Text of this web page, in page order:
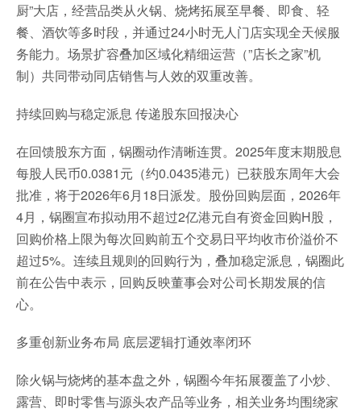
厨”大店，经营品类从火锅、烧烤拓展至早餐、即食、轻
餐、酒饮等多时段，并通过24小时无人门店实现全天候服
务能力。场景扩容叠加区域化精细运营（”店长之家”机
制）共同带动同店销售与人效的双重改善。
持续回购与稳定派息 传递股东回报决心
在回馈股东方面，锅圈动作清晰连贯。2025年度末期股息
每股人民币0.0381元（约0.0435港元）已获股东周年大会
批准，将于2026年6月18日派发。股份回购层面，2026年
4月，锅圈宣布拟动用不超过2亿港元自有资金回购H股，
回购价格上限为每次回购前五个交易日平均收市价溢价不
超过5%。连续且规则的回购行为，叠加稳定派息，锅圈此
前在公告中表示，回购反映董事会对公司长期发展的信
心。
多重创新业务布局 底层逻辑打通效率闭环
除火锅与烧烤的基本盘之外，锅圈今年拓展覆盖了小炒、
露营、即时零售与源头农产品等业务，相关业务均围绕家